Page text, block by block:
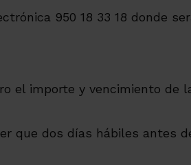
950 18 33 18 donde
el importe y vencimiento de
que dos días hábiles antes